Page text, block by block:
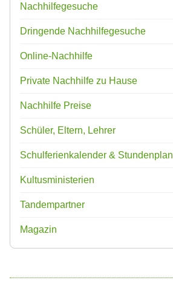
Nachhilfegesuche
Dringende Nachhilfegesuche
Online-Nachhilfe
Private Nachhilfe zu Hause
Nachhilfe Preise
Schüler, Eltern, Lehrer
Schulferienkalender & Stundenplan
Kultusministerien
Tandempartner
Magazin